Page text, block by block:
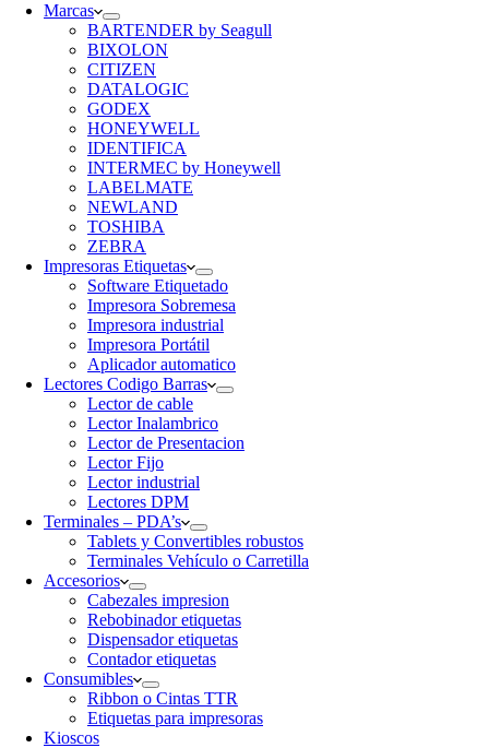
Marcas
BARTENDER by Seagull
BIXOLON
CITIZEN
DATALOGIC
GODEX
HONEYWELL
IDENTIFICA
INTERMEC by Honeywell
LABELMATE
NEWLAND
TOSHIBA
ZEBRA
Impresoras Etiquetas
Software Etiquetado
Impresora Sobremesa
Impresora industrial
Impresora Portátil
Aplicador automatico
Lectores Codigo Barras
Lector de cable
Lector Inalambrico
Lector de Presentacion
Lector Fijo
Lector industrial
Lectores DPM
Terminales – PDA’s
Tablets y Convertibles robustos
Terminales Vehículo o Carretilla
Accesorios
Cabezales impresion
Rebobinador etiquetas
Dispensador etiquetas
Contador etiquetas
Consumibles
Ribbon o Cintas TTR
Etiquetas para impresoras
Kioscos